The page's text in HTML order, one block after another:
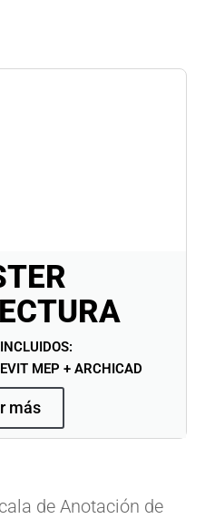
MEP + ARCHICAD
más
de Anotación de